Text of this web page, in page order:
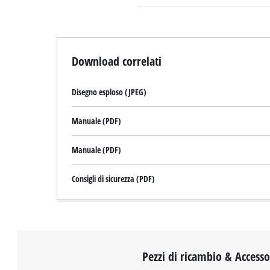
Download correlati
Disegno esploso (JPEG)
Manuale (PDF)
Manuale (PDF)
Consigli di sicurezza (PDF)
Pezzi di ricambio &